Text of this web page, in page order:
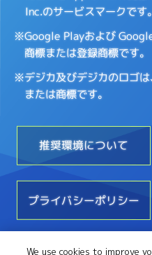
Inc.のサービスマークです。
※Google Playおよび
商標または登録商標です。
※デジカ及びデジカのロゴ
または商標です。
推奨環境について
プライバシーポリシー
We use cookies to improve